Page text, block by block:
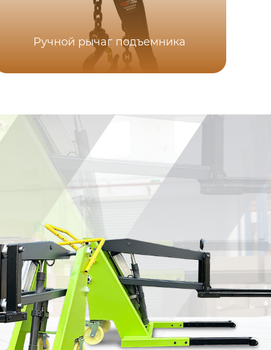
Ручной рычаг подъемника